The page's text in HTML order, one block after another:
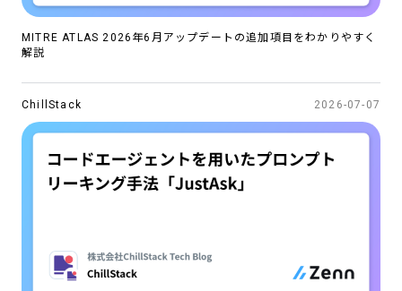
MITRE ATLAS 2026年6月アップデートの追加項目をわかりやすく
解説
ChillStack 2026-07-07